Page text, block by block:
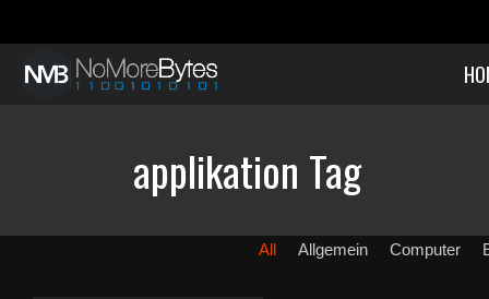
applikation Tag
All Allgemein Computer